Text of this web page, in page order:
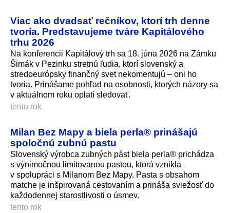
Viac ako dvadsať rečníkov, ktorí trh denne
tvoria. Predstavujeme tváre Kapitálového
trhu 2026
Na konferencii Kapitálový trh sa 18. júna 2026 na Zámku
Šimák v Pezinku stretnú ľudia, ktorí slovenský a
stredoeurópsky finančný svet nekomentujú – oni ho
tvoria. Prinášame pohľad na osobnosti, ktorých názory sa
v aktuálnom roku oplatí sledovať.
tento rok
Milan Bez Mapy a biela perla® prinášajú
spoločnú zubnú pastu
Slovenský výrobca zubných pást biela perla® prichádza
s výnimočnou limitovanou pastou, ktorá vznikla
v spolupráci s Milanom Bez Mapy. Pasta s obsahom
matche je inšpirovaná cestovaním a prináša sviežosť do
každodennej starostlivosti o úsmev.
tento rok